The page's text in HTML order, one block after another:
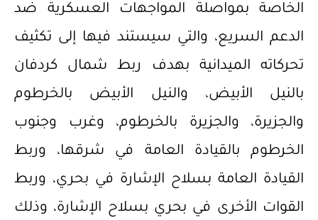
الخاصة بمواصلة المواجهات العسكرية ضد
الدعم السريع، والتي سيستند فيها إلى تكثيف
تحركاته الميدانية بهدف ربط شمال كردفان
بالنيل الأبيض، والنيل الأبيض بالخرطوم
والجزيرة، والجزيرة بالخرطوم، وغرب وجنوب
الخرطوم بالقيادة العامة في شرقها، وربط
القيادة العامة بسلاح الإشارة في بحري، وربط
القوات الأخرى في بحري بسلاح الإشارة، وذلك